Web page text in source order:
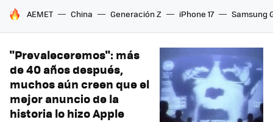
HOY SE HABLA DE
AEMET China Generación Z iPhone 17 Samsung
"Prevaleceremos": más
de 40 años después,
muchos aún creen que el
mejor anuncio de la
historia lo hizo Apple